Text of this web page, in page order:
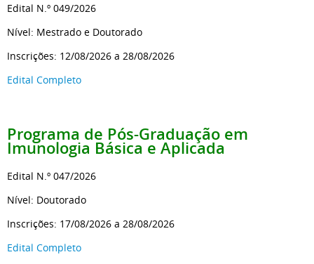
Edital N.º 049/2026
Nível: Mestrado e Doutorado
Inscrições: 12/08/2026 a 28/08/2026
Edital Completo
Programa de Pós-Graduação em
Imunologia Básica e Aplicada
Edital N.º 047/2026
Nível: Doutorado
Inscrições: 17/08/2026 a 28/08/2026
Edital Completo